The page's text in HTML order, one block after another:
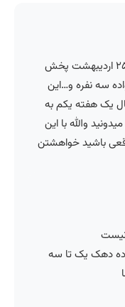
سلام اقای سلامی در مورد گزارشتون که ۲۵ اردیبهشت پخش
سه نفره و…این
یک هفته یکم به
والله با این
باشید خواهشتن
دهک یک تا سه